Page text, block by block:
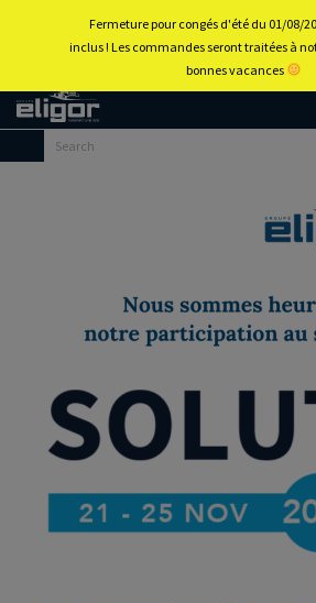
Fermeture pour congés d'été du 01/08/
inclus ! Les commandes seront traitées à
bonnes vacances